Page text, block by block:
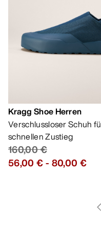
Kragg Shoe Herren
Verschlussloser Schuh
schnellen Zustieg
160,00 €
56,00 €- 80,00 €